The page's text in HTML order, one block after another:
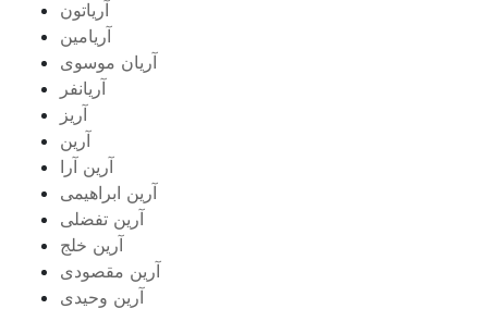
آریاتون
آریامین
آریان موسوی
آریانفر
آریز
آرین
آرین آرا
آرین ابراهیمی
آرین تفضلی
آرین خلج
آرین مقصودی
آرین وحیدی